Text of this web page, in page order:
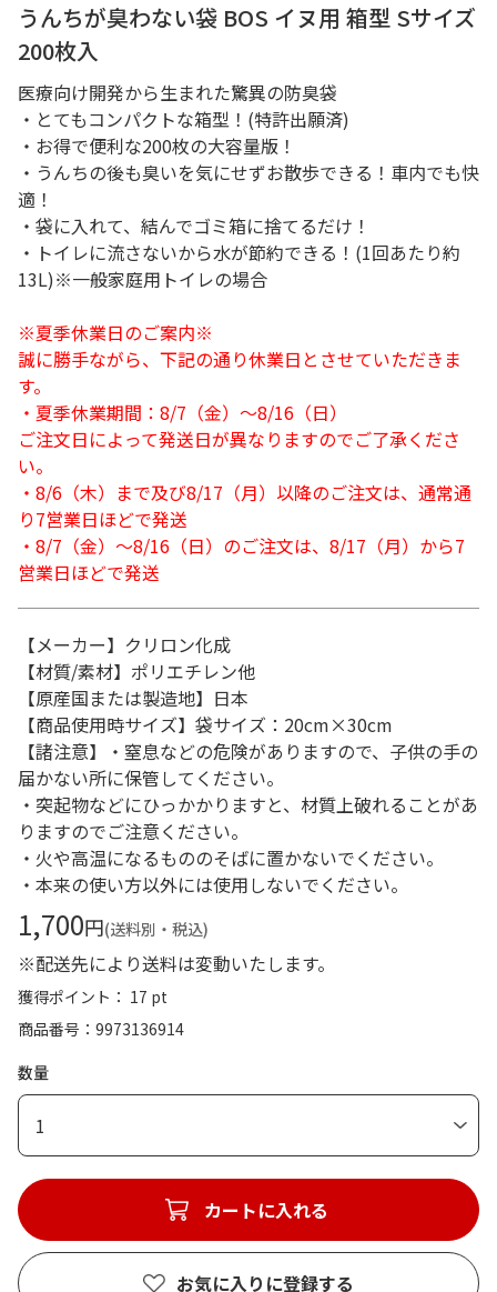
うんちが臭わない袋 BOS イヌ用 箱型 Sサイズ
200枚入
医療向け開発から生まれた驚異の防臭袋
・とてもコンパクトな箱型！(特許出願済)
・お得で便利な200枚の大容量版！
・うんちの後も臭いを気にせずお散歩できる！車内でも快
適！
・袋に入れて、結んでゴミ箱に捨てるだけ！
・トイレに流さないから水が節約できる！(1回あたり約
13L)※一般家庭用トイレの場合
※夏季休業日のご案内※
誠に勝手ながら、下記の通り休業日とさせていただきま
す。
・夏季休業期間：8/7（金）～8/16（日）
ご注文日によって発送日が異なりますのでご了承くださ
い。
・8/6（木）まで及び8/17（月）以降のご注文は、通常通
り7営業日ほどで発送
・8/7（金）～8/16（日）のご注文は、8/17（月）から7
営業日ほどで発送
【メーカー】クリロン化成
【材質/素材】ポリエチレン他
【原産国または製造地】日本
【商品使用時サイズ】袋サイズ：20cm×30cm
【諸注意】・窒息などの危険がありますので、子供の手の
届かない所に保管してください。
・突起物などにひっかかりますと、材質上破れることがあ
りますのでご注意ください。
・火や高温になるもののそばに置かないでください。
・本来の使い方以外には使用しないでください。
1,700円(送料別・税込)
※配送先により送料は変動いたします。
獲得ポイント： 17 pt
商品番号
9973136914
数量
1
カートに入れる
お気に入りに登録する